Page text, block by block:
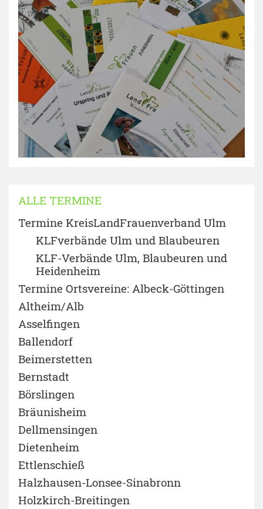
ALLE TERMINE
Termine KreisLandFrauenverband Ulm
KLFverbände Ulm und Blaubeuren
KLF-Verbände Ulm, Blaubeuren und
Heidenheim
Termine Ortsvereine: Albeck-Göttingen
Altheim/Alb
Asselfingen
Ballendorf
Beimerstetten
Bernstadt
Börslingen
Bräunisheim
Dellmensingen
Dietenheim
Ettlenschieß
Halzhausen-Lonsee-Sinabronn
Holzkirch-Breitingen